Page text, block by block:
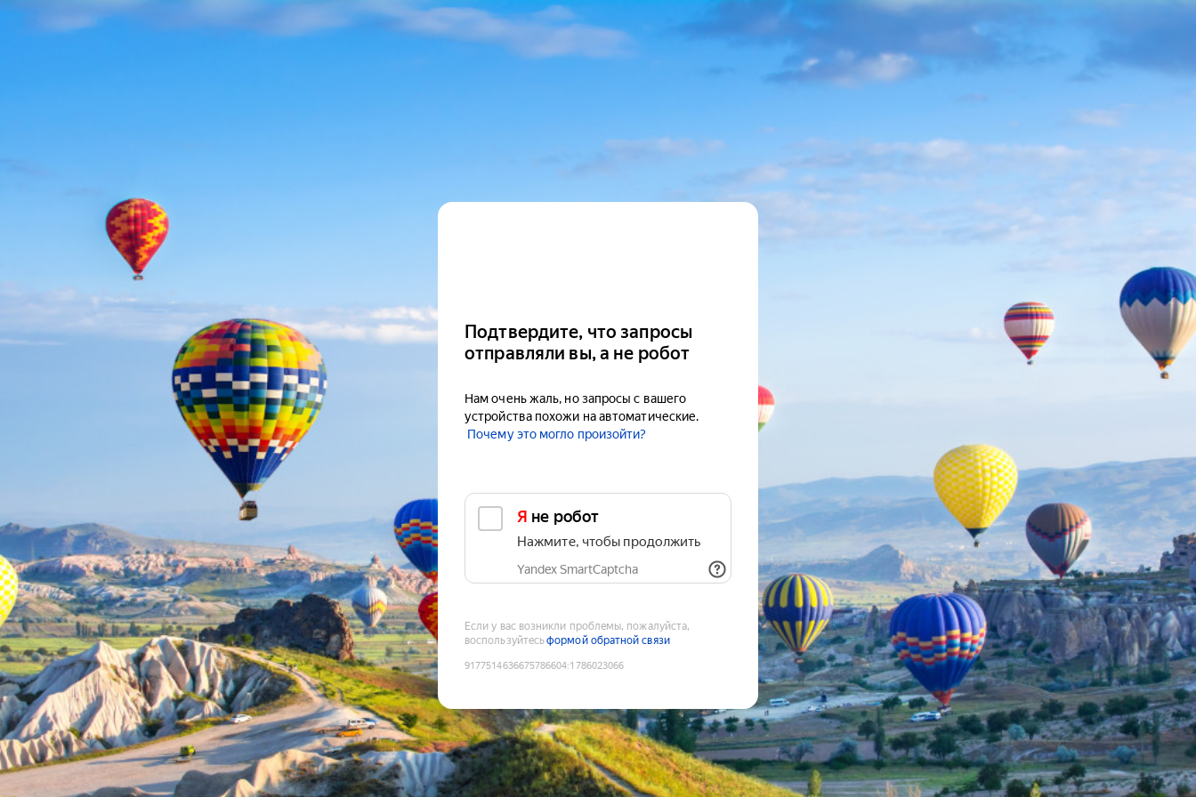
Подтвердите, что запросы
отправляли вы, а не робот
Нам очень жаль, но запросы с вашего
устройства похожи на автоматические.
Почему это могло произойти?
Я не робот
Нажмите, чтобы продолжить
Yandex SmartCaptcha
Если у вас возникли проблемы, пожалуйста,
воспользуйтесьформой обратной связи
9177514636675786604:1786023066